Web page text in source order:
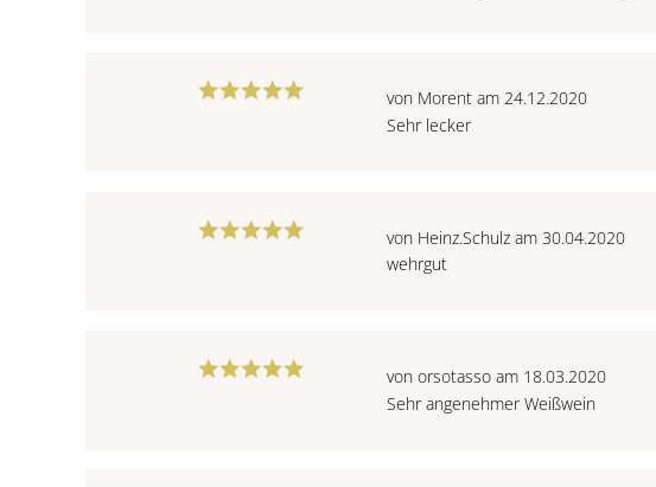
von Morent am 24.12.2020
Sehr lecker
von Heinz.Schulz am 30.04.2020
wehrgut
von orsotasso am 18.03.2020
Sehr angenehmer Weißwein